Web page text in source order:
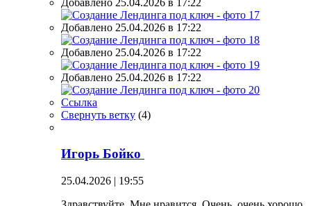
Добавлено 25.04.2026 в 17:22
Добавлено 25.04.2026 в 17:22
Добавлено 25.04.2026 в 17:22
Ссылка
Свернуть ветку (4)
Игорь Бойко
25.04.2026 | 19:55